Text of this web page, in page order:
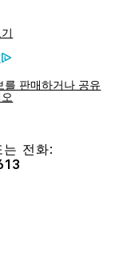
를 판매하거나 공유
전화: